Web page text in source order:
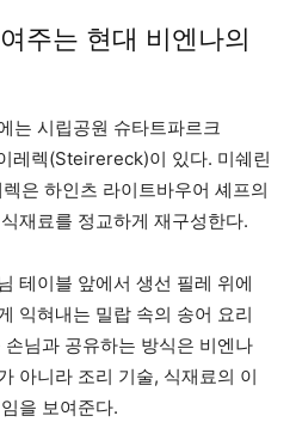
주는 현대 비엔나의
는 시립공원 슈타트파르크
레렉(Steirereck)이 있다. 미쉐린
은 하인츠 라이트바우어 셰프의
재료를 정교하게 재구성한다.
테이블 앞에서 생선 필레 위에
익혀내는 밀랍 속의 송어 요리
님과 공유하는 방식은 비엔나
아니라 조리 기술, 식재료의 이
을 보여준다.